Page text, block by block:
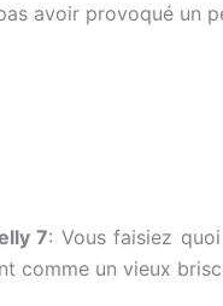
avoir provoqué un
7: Vous faisiez
comme un vieux